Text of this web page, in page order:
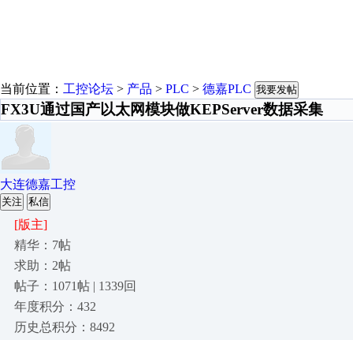
当前位置： 工控论坛 > 产品 > PLC > 德嘉PLC 我要发帖
FX3U通过国产以太网模块做KEPServer数据采集
大连德嘉工控
关注 私信
[版主]
精华：7帖
求助：2帖
帖子：1071帖 | 1339回
年度积分：432
历史总积分：8492